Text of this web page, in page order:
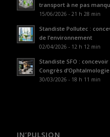
transport à ne pas
15/06/2026 - 21 h 28 min
Standiste Pollutec :
de l’environnement
02/04/2026 - 12 h 12 min
Standiste SFO :
Congrès d’Ophtalmologie
30/03/2026 - 18 h 11 min
IN’PULSION